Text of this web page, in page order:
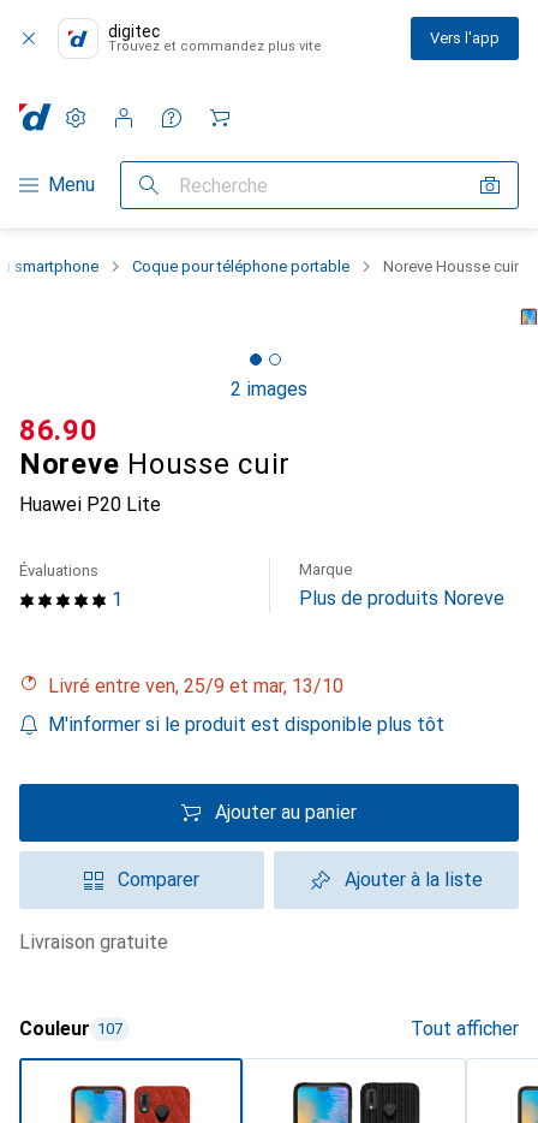
digitec
Trouvez et commandez plus vite Vers l'app
Navigation par catégorie
Menu Recherche
Paramètres
Compte client
Listes de comparaison
Listes d'envies
Panier
smartphone Coque pour téléphone portable Noreve Housse cuir
2 images
Noreve Housse cuir
Huawei P20 Lite
CHF
86.90
1
Évaluations Marque
Plus de produits Noreve
Livré entre ven, 25/9 et mar, 13/10
M'informer si le produit est disponible plus tôt
Ajouter au panier
Comparer Ajouter à la liste
livraison gratuite
Couleur 107 Tout afficher